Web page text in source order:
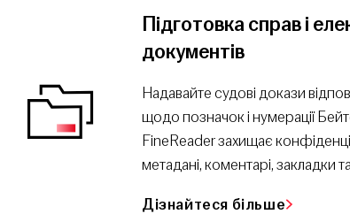
Підготовка справ і
документів
Надавайте судові докази
щодо позначок і нумерації
FineReader захищає
метадані, коментарі, закладки
Дізнайтеся більше